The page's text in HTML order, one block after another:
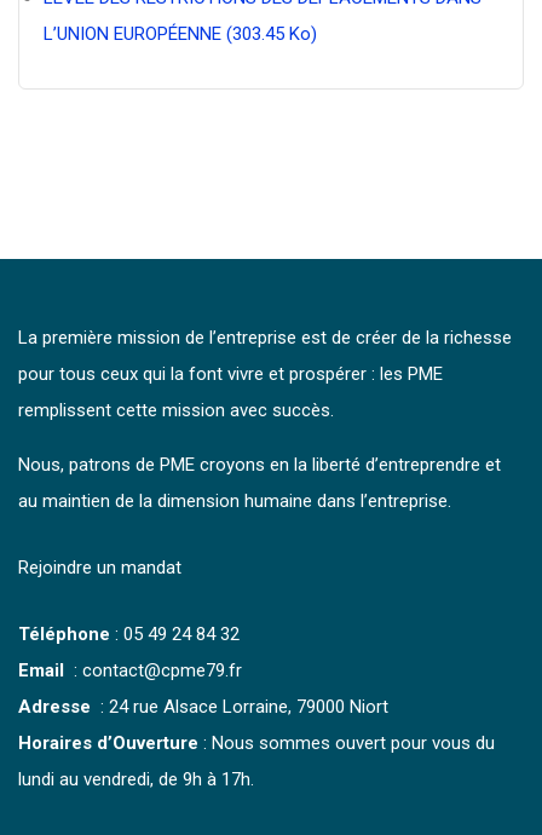
L’UNION EUROPÉENNE (303.45 Ko)
La première mission de l’entreprise est de créer de la richesse
pour tous ceux qui la font vivre et prospérer : les PME
remplissent cette mission avec succès.
Nous, patrons de PME croyons en la liberté d’entreprendre et
au maintien de la dimension humaine dans l’entreprise.
Rejoindre un mandat
Téléphone : 05 49 24 84 32
Email : contact@cpme79.fr
Adresse : 24 rue Alsace Lorraine, 79000 Niort
Horaires d’Ouverture : Nous sommes ouvert pour vous du
lundi au vendredi, de 9h à 17h.